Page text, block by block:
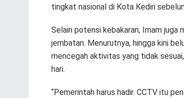
tingkat nasional di Kota Kediri
Selain potensi kebakaran, Imam juga
jembatan. Menurutnya, hingga kini
mencegah aktivitas yang tidak
hari.
“Pemerintah harus hadir. CCTV itu